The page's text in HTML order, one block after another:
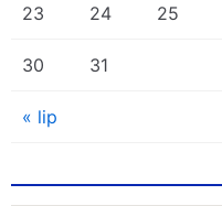
« lip
23 24 25
30 31